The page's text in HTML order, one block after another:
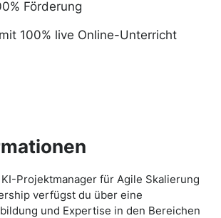
Förderung
100% live Online-Unterricht
Projektmanager für Agile Skalierung
verfügst du über eine
und Expertise in den Bereichen